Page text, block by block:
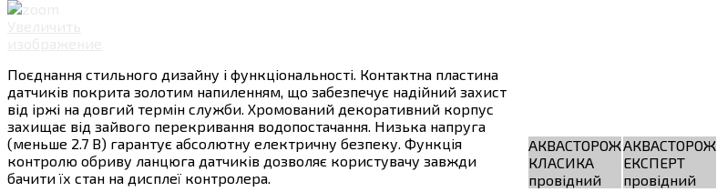
Поєднання стильного дизайну і функціональності. Контактна пластина
датчиків покрита золотим напиленням, що забезпечує надійний захист
від іржі на довгий термін служби. Хромований декоративний корпус
захищає від зайвого перекривання водопостачання. Низька напруга
(меньше 2.7 В) гарантує абсолютну електричну безпеку. Функція
контролю обриву ланцюга датчиків дозволяє користувачу завжди
бачити їх стан на дисплеї контролера.
АКВАСТОРОЖ
КЛАСИКА
провідний
АКВАСТОРОЖ
ЕКСПЕРТ
провідний